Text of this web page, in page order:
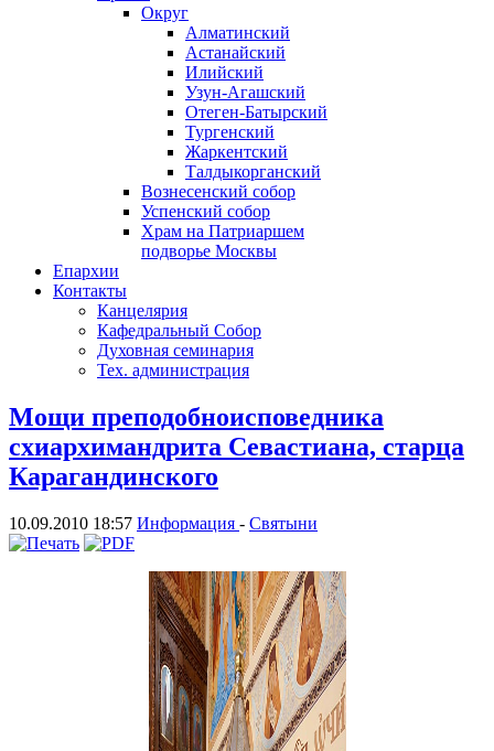
Округ
Алматинский
Астанайский
Илийский
Узун-Агашский
Отеген-Батырский
Тургенский
Жаркентский
Талдыкорганский
Вознесенский собор
Успенский собор
Храм на Патриаршем
подворье Москвы
Епархии
Контакты
Канцелярия
Кафедральный Собор
Духовная семинария
Тех. администрация
Мощи преподобноисповедника
схиархимандрита Севастиана, старца
Карагандинского
10.09.2010 18:57 Информация - Святыни